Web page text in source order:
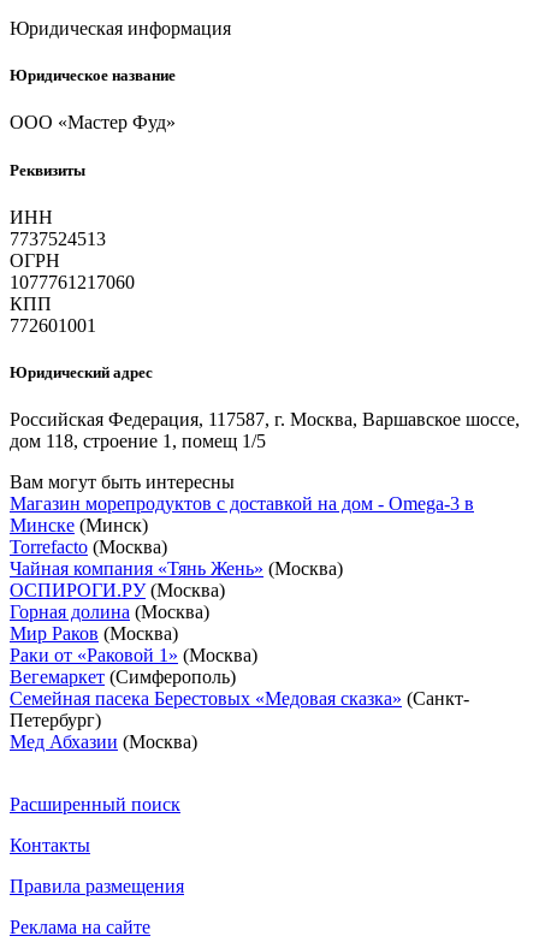
Юридическая информация
Юридическое название
ООО «Мастер Фуд»
Реквизиты
ИНН
7737524513
ОГРН
1077761217060
КПП
772601001
Юридический адрес
Российская Федерация, 117587, г. Москва, Варшавское шоссе,
дом 118, строение 1, помещ 1/5
Вам могут быть интересны
Магазин морепродуктов с доставкой на дом - Omega-3 в
Минске (Минск)
Torrefacto (Москва)
Чайная компания «Тянь Жень» (Москва)
ОСПИРОГИ.РУ(Москва)
Горная долина (Москва)
Мир Раков (Москва)
Раки от «Раковой 1» (Москва)
Вегемаркет (Симферополь)
Семейная пасека Берестовых «Медовая сказка» (Санкт-
Петербург)
Мед Абхазии (Москва)
Расширенный поиск
Контакты
Правила размещения
Реклама на сайте